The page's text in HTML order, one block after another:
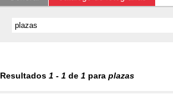
Resultados 1 - 1 de 1 para plazas